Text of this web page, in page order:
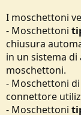
I moschettoni
- Moschettoni
chiusura
in un sistema di
moschettoni.
- Moschettoni di
connettore
- Moschettoni